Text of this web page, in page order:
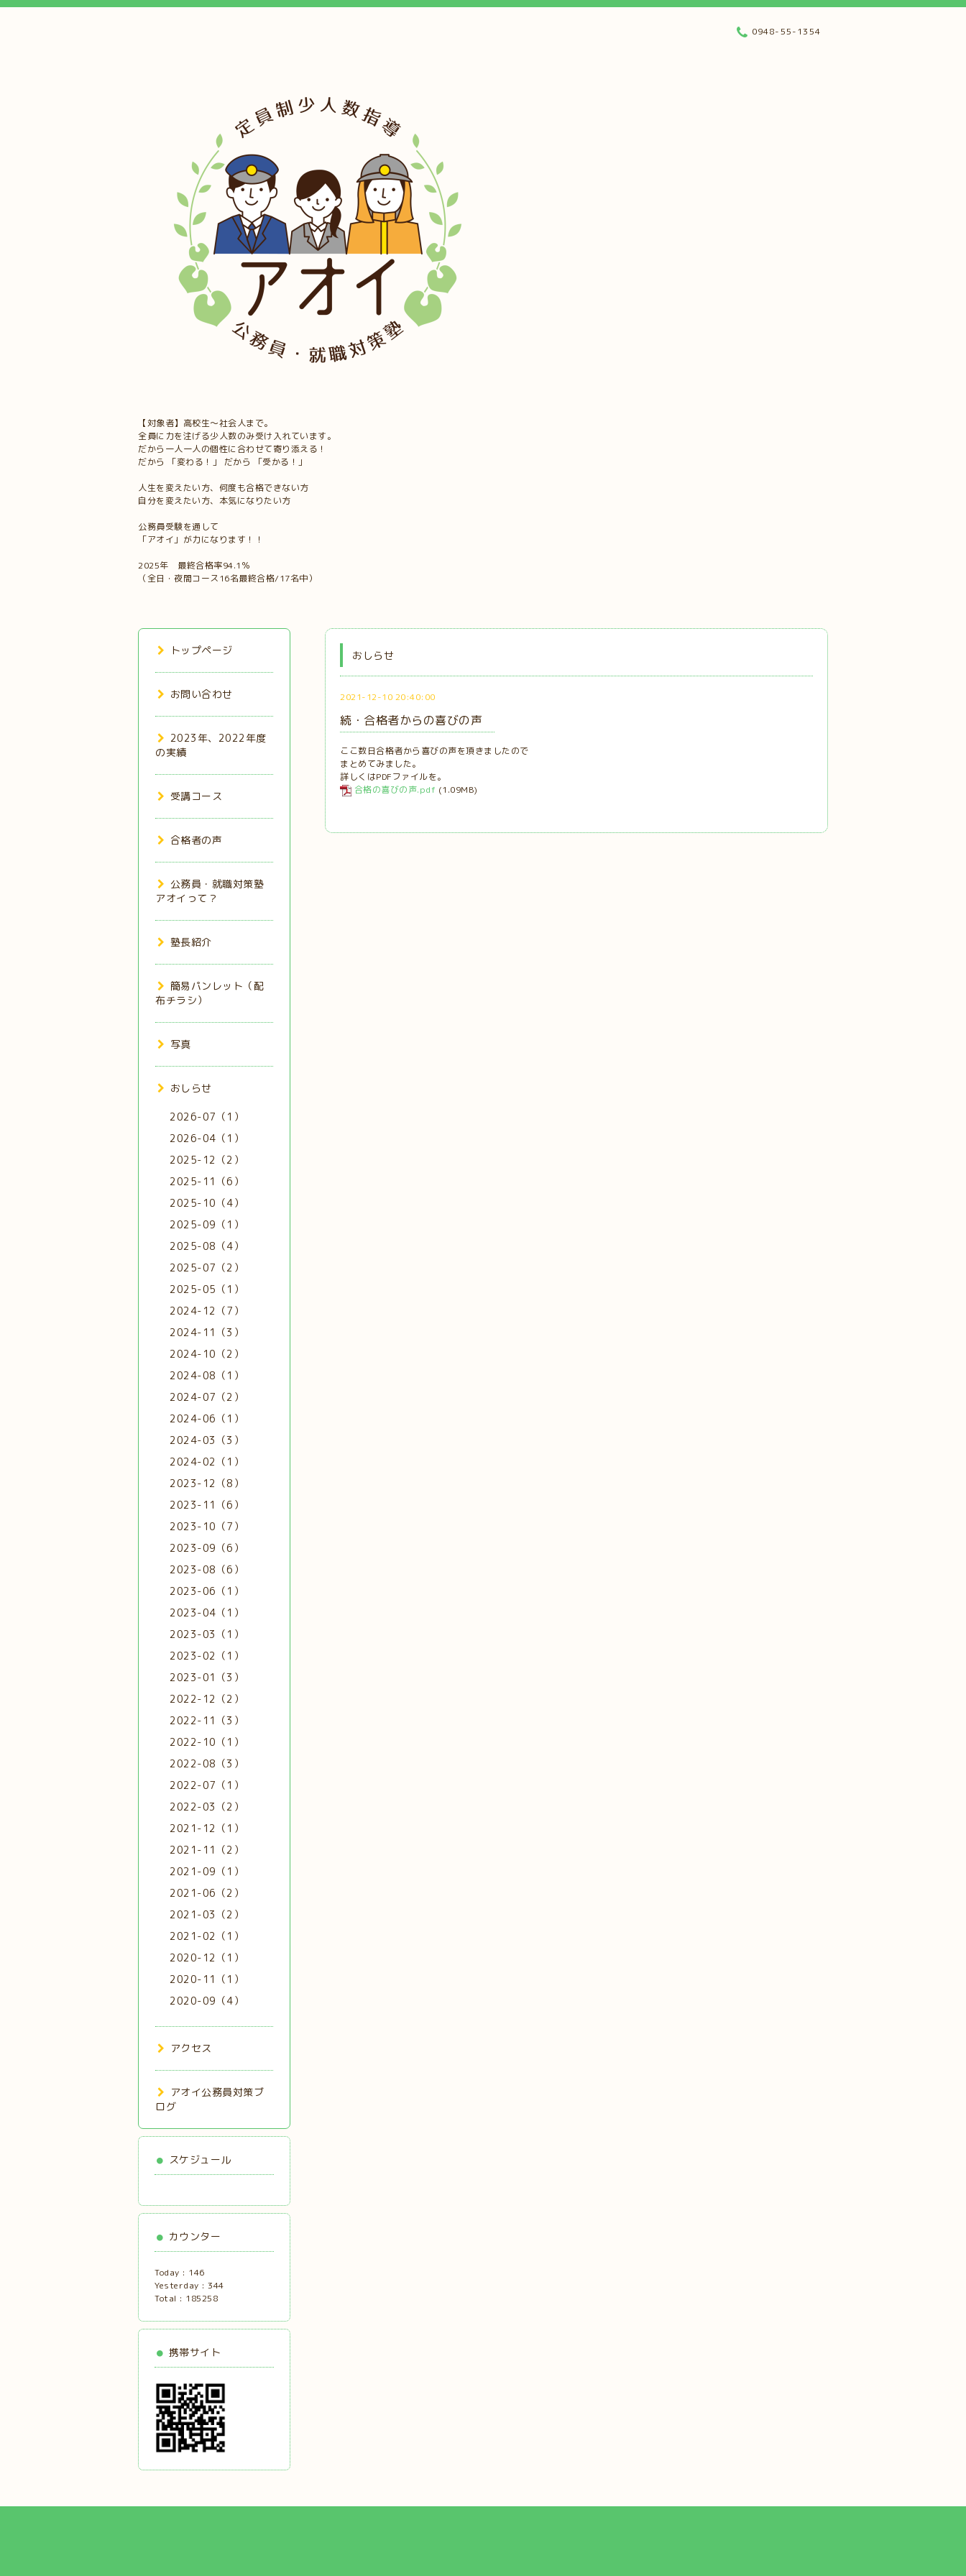
【対象者】高校生～社会人まで。
全員に力を注げる少人数のみ受け入れています。
だから一人一人の個性に合わせて寄り添える！
だから 「変わる！」 だから 「受かる！」
人生を変えたい方、何度も合格できない方
自分を変えたい方、本気になりたい方
公務員受験を通して
「アオイ」が力になります！！
2025年 最終合格率94.1％
（全日・夜間コース16名最終合格/17名中）
0948-55-1354
おしらせ
2021-12-10 20:40:00
続・合格者からの喜びの声
ここ数日合格者から喜びの声を頂きましたので
まとめてみました。
詳しくはPDFファイルを。
合格の喜びの声.pdf (1.09MB)
トップページ
お問い合わせ
2023年、2022年度
の実績
受講コース
合格者の声
公務員・就職対策塾
アオイって？
塾長紹介
簡易パンレット（配
布チラシ）
写真
おしらせ
2026-07（1）
2026-04（1）
2025-12（2）
2025-11（6）
2025-10（4）
2025-09（1）
2025-08（4）
2025-07（2）
2025-05（1）
2024-12（7）
2024-11（3）
2024-10（2）
2024-08（1）
2024-07（2）
2024-06（1）
2024-03（3）
2024-02（1）
2023-12（8）
2023-11（6）
2023-10（7）
2023-09（6）
2023-08（6）
2023-06（1）
2023-04（1）
2023-03（1）
2023-02（1）
2023-01（3）
2022-12（2）
2022-11（3）
2022-10（1）
2022-08（3）
2022-07（1）
2022-03（2）
2021-12（1）
2021-11（2）
2021-09（1）
2021-06（2）
2021-03（2）
2021-02（1）
2020-12（1）
2020-11（1）
2020-09（4）
アクセス
アオイ公務員対策ブ
ログ
スケジュール
カウンター
Today : 146
Yesterday : 344
Total : 185258
携帯サイト